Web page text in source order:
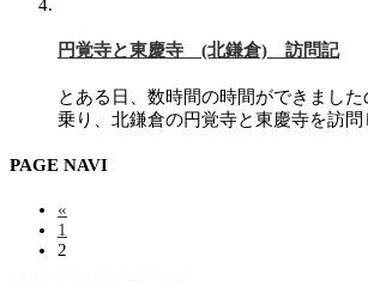
円覚寺と東慶寺 (北鎌倉) 訪問記
とある日、数時間の時間ができました
乗り、北鎌倉の円覚寺と東慶寺を訪
PAGE NAVI
«
1
2